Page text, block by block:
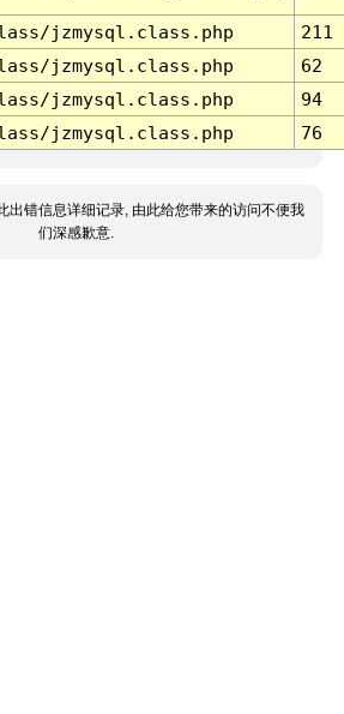
jzmysql.class.php
211
jzmysql.class.php
62
jzmysql.class.php
94
jzmysql.class.php 76
出错信息详细记录, 由此给您带来的访问不便我
们深感歉意.